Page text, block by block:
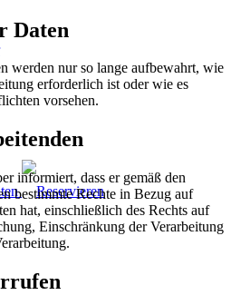
Daten
werden nur so lange aufbewahrt, wie
erforderlich ist oder wie es
vorsehen.
informiert, dass er gemäß den
bestimmte Rechte in Bezug auf
hat, einschließlich des Rechts auf
Einschränkung der Verarbeitung